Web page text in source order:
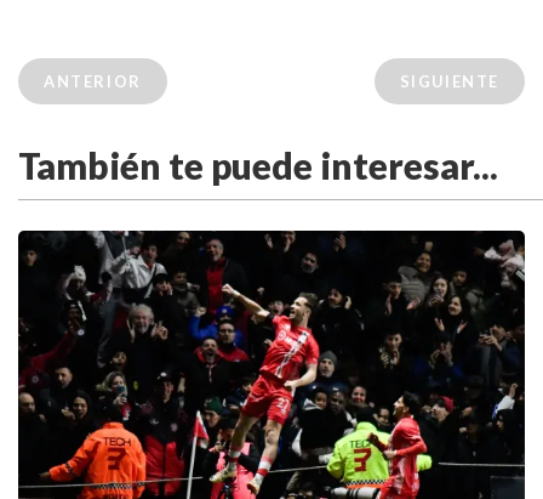
ANTERIOR SIGUIENTE
También te puede interesar...